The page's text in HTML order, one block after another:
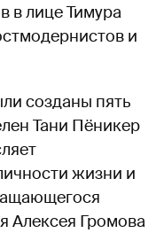
в лице Тимура
и
созданы пять
Тани Пёникер
жизни и
Алексея Громова